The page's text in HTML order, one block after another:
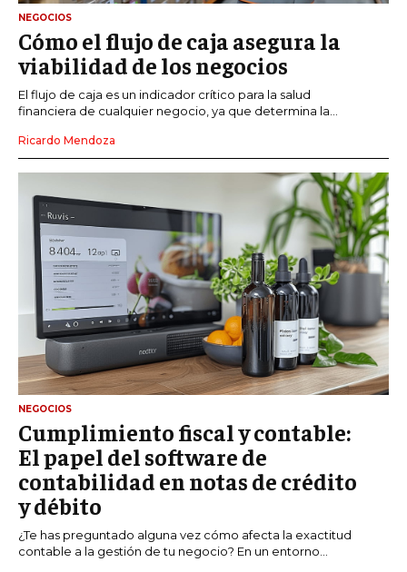
NEGOCIOS
Cómo el flujo de caja asegura la
viabilidad de los negocios
El flujo de caja es un indicador crítico para la salud
financiera de cualquier negocio, ya que determina la...
Ricardo Mendoza
NEGOCIOS
Cumplimiento fiscal y contable:
El papel del software de
contabilidad en notas de crédito
y débito
¿Te has preguntado alguna vez cómo afecta la exactitud
contable a la gestión de tu negocio? En un entorno...